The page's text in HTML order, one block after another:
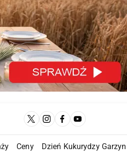
Ceny Dzień Kukurydzy Garzyn